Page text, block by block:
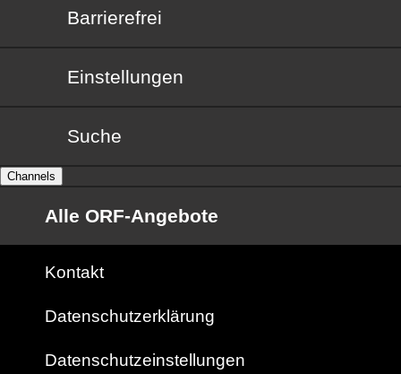
Barrierefrei
Barrierefrei
Einstellungen
Suche
Channels
Alle ORF-Angebote
Kontakt
Datenschutzerklärung
Datenschutzeinstellungen